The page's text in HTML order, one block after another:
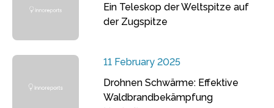
Ein Teleskop der Weltspitze auf
der Zugspitze
11 February 2025
Drohnen Schwärme: Effektive
Waldbrandbekämpfung